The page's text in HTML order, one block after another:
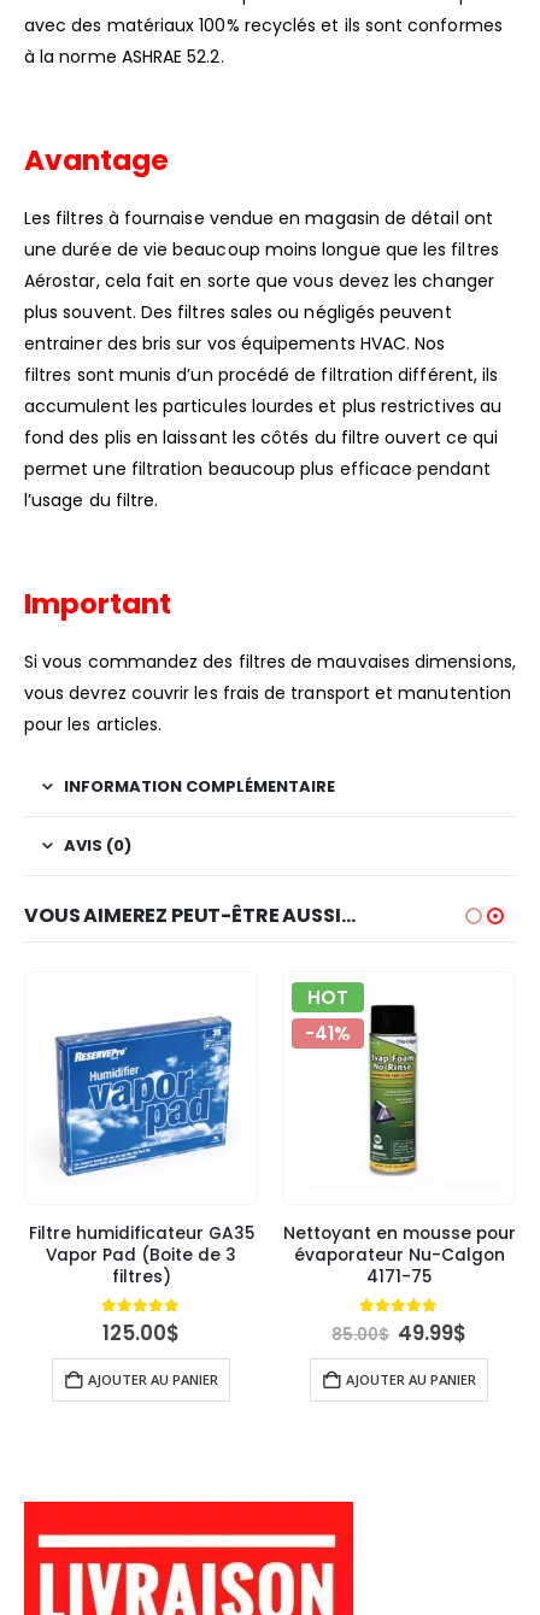
avec des matériaux 100% recyclés et ils sont conformes
à la norme ASHRAE 52.2.
Avantage
Les filtres à fournaise vendue en magasin de détail ont
une durée de vie beaucoup moins longue que les filtres
Aérostar, cela fait en sorte que vous devez les changer
plus souvent. Des filtres sales ou négligés peuvent
entrainer des bris sur vos équipements HVAC. Nos
filtres sont munis d’un procédé de filtration différent, ils
accumulent les particules lourdes et plus restrictives au
fond des plis en laissant les côtés du filtre ouvert ce qui
permet une filtration beaucoup plus efficace pendant
l’usage du filtre.
Important
Si vous commandez des filtres de mauvaises dimensions,
vous devrez couvrir les frais de transport et manutention
pour les articles.
INFORMATION COMPLÉMENTAIRE
AVIS (0)
VOUS AIMEREZ PEUT-ÊTRE AUSSI…
Filtre humidificateur GA35
Vapor Pad (Boite de 3
filtres)
5.00 out of 5
125.00$
AJOUTER AU PANIER
HOT
-41%
Nettoyant en mousse pour
évaporateur Nu-Calgon
4171-75
4.89 out of 5
85.00$ Le
prix
initial
était :
85.00$.
49.99$Le
prix
actuel
est :
49.99$.
AJOUTER AU PANIER